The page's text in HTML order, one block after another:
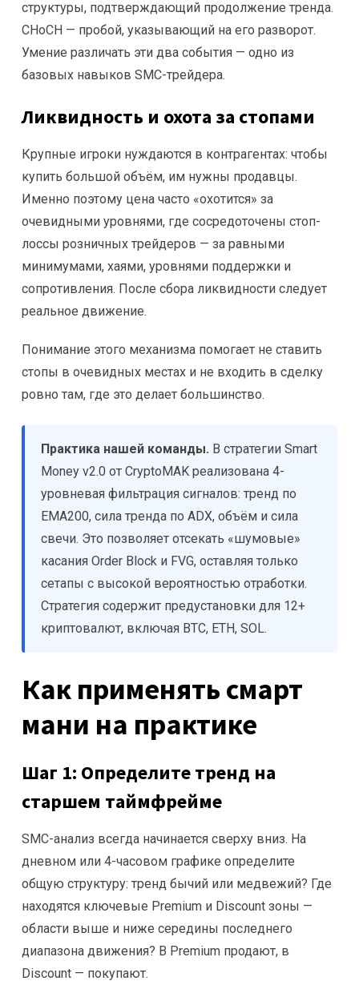
структуры, подтверждающий продолжение тренда.
CHoCH — пробой, указывающий на его разворот.
Умение различать эти два события — одно из
базовых навыков SMC-трейдера.
Ликвидность и охота за стопами
Крупные игроки нуждаются в контрагентах: чтобы
купить большой объём, им нужны продавцы.
Именно поэтому цена часто «охотится» за
очевидными уровнями, где сосредоточены стоп-
лоссы розничных трейдеров — за равными
минимумами, хаями, уровнями поддержки и
сопротивления. После сбора ликвидности следует
реальное движение.
Понимание этого механизма помогает не ставить
стопы в очевидных местах и не входить в сделку
ровно там, где это делает большинство.
Практика нашей команды. В стратегии Smart
Money v2.0 от CryptoMAK реализована 4-
уровневая фильтрация сигналов: тренд по
EMA200, сила тренда по ADX, объём и сила
свечи. Это позволяет отсекать «шумовые»
касания Order Block и FVG, оставляя только
сетапы с высокой вероятностью отработки.
Стратегия содержит предустановки для 12+
криптовалют, включая BTC, ETH, SOL.
Как применять смарт
мани на практике
Шаг 1: Определите тренд на
старшем таймфрейме
SMC-анализ всегда начинается сверху вниз. На
дневном или 4-часовом графике определите
общую структуру: тренд бычий или медвежий? Где
находятся ключевые Premium и Discount зоны —
области выше и ниже середины последнего
диапазона движения? В Premium продают, в
Discount — покупают.